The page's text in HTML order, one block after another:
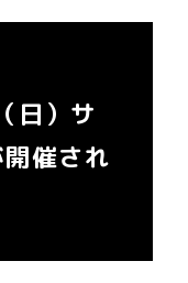
日）サ
催され